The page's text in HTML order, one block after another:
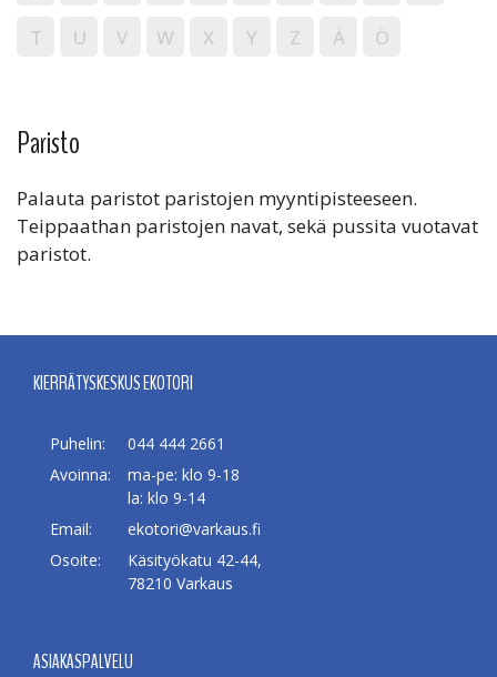
T U V W X Y Z Ä Ö
Paristo
Palauta paristot paristojen myyntipisteeseen.
Teippaathan paristojen navat, sekä pussita vuotavat
paristot.
KIERRÄTYSKESKUS EKOTORI
Puhelin:
044 444 2661
Avoinna:
ma-pe: klo 9-18
la: klo 9-14
Email:
ekotori@varkaus.fi
Osoite:
Käsityökatu 42-44,
78210 Varkaus
ASIAKASPALVELU